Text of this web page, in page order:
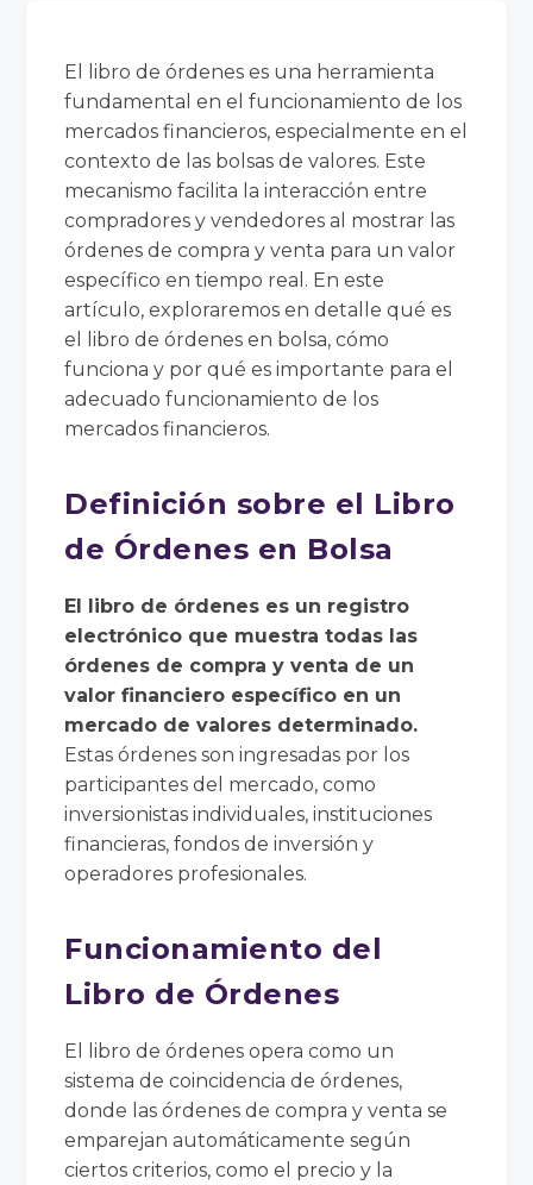
El libro de órdenes es una herramienta
fundamental en el funcionamiento de los
mercados financieros, especialmente en el
contexto de las bolsas de valores. Este
mecanismo facilita la interacción entre
compradores y vendedores al mostrar las
órdenes de compra y venta para un valor
específico en tiempo real. En este
artículo, exploraremos en detalle qué es
el libro de órdenes en bolsa, cómo
funciona y por qué es importante para el
adecuado funcionamiento de los
mercados financieros.
Definición sobre el Libro
de Órdenes en Bolsa
El libro de órdenes es un registro
electrónico que muestra todas las
órdenes de compra y venta de un
valor financiero específico en un
mercado de valores determinado.
Estas órdenes son ingresadas por los
participantes del mercado, como
inversionistas individuales, instituciones
financieras, fondos de inversión y
operadores profesionales.
Funcionamiento del
Libro de Órdenes
El libro de órdenes opera como un
sistema de coincidencia de órdenes,
donde las órdenes de compra y venta se
emparejan automáticamente según
ciertos criterios, como el precio y la